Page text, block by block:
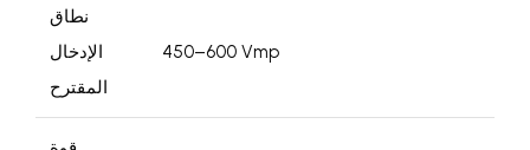
نطاق
الإدخال
المقترح
450–600 Vmp